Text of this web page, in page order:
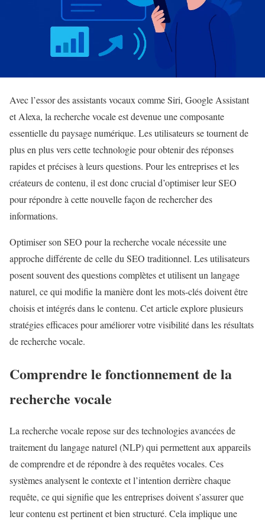
Avec l’essor des assistants vocaux comme Siri, Google Assistant
et Alexa, la recherche vocale est devenue une composante
essentielle du paysage numérique. Les utilisateurs se tournent de
plus en plus vers cette technologie pour obtenir des réponses
rapides et précises à leurs questions. Pour les entreprises et les
créateurs de contenu, il est donc crucial d’optimiser leur SEO
pour répondre à cette nouvelle façon de rechercher des
informations.
Optimiser son SEO pour la recherche vocale nécessite une
approche différente de celle du SEO traditionnel. Les utilisateurs
posent souvent des questions complètes et utilisent un langage
naturel, ce qui modifie la manière dont les mots-clés doivent être
choisis et intégrés dans le contenu. Cet article explore plusieurs
stratégies efficaces pour améliorer votre visibilité dans les résultats
de recherche vocale.
Comprendre le fonctionnement de la
recherche vocale
La recherche vocale repose sur des technologies avancées de
traitement du langage naturel (NLP) qui permettent aux appareils
de comprendre et de répondre à des requêtes vocales. Ces
systèmes analysent le contexte et l’intention derrière chaque
requête, ce qui signifie que les entreprises doivent s’assurer que
leur contenu est pertinent et bien structuré. Cela implique une